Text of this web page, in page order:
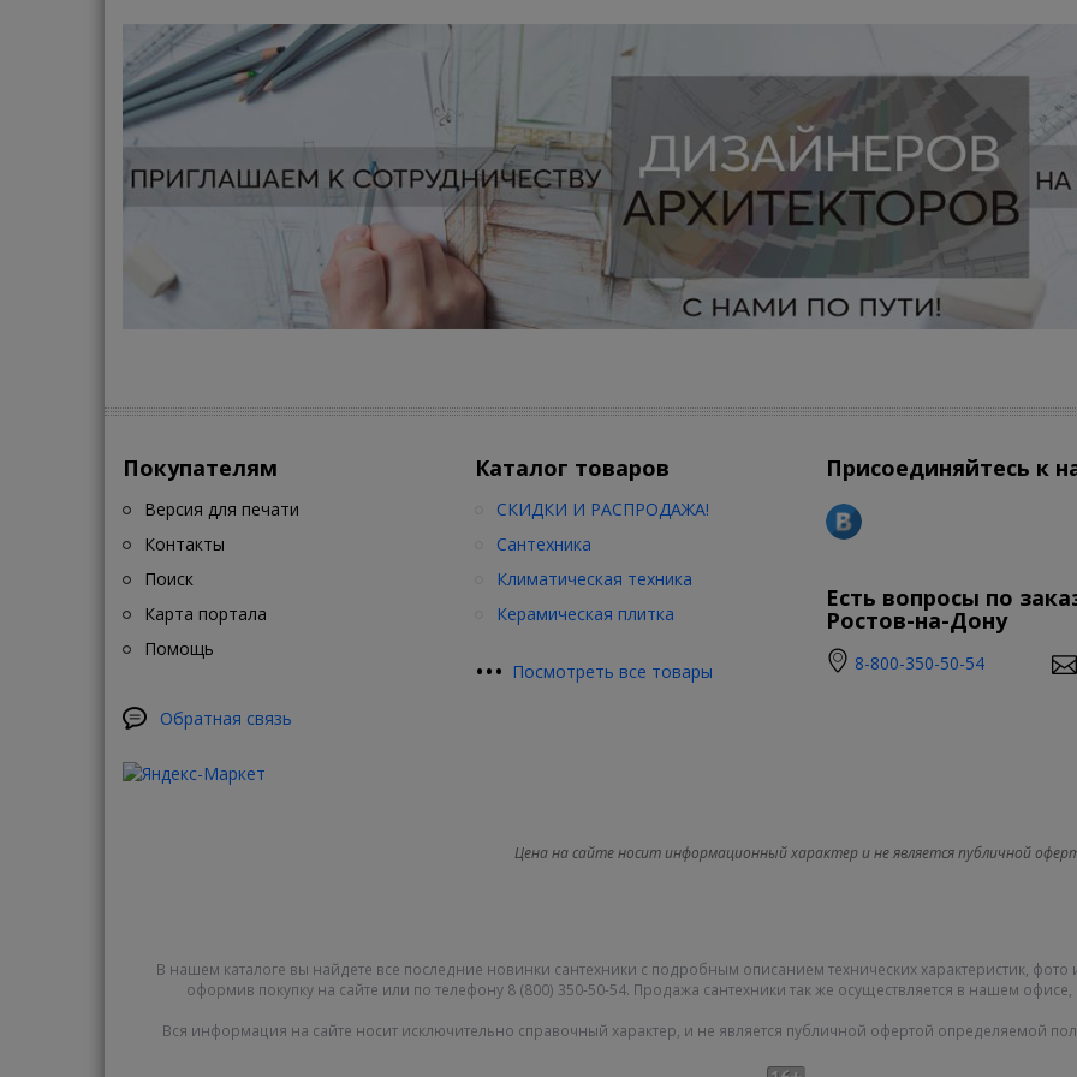
Покупателям
Версия для печати
Контакты
Поиск
Карта портала
Помощь
Обратная связь
Каталог товаров
СКИДКИ И РАСПРОДАЖА!
Сантехника
Климатическая техника
Керамическая плитка
••• Посмотреть все товары
Присоединяйтесь к
Есть вопросы по
Ростов-на-Дону
8-800-350-50-54
Цена на сайте носит информационный характер и не является публичной
В нашем каталоге вы найдете все последние новинки сантехники с подробным описанием технических характеристик,
оформив покупку на сайте или по телефону 8 (800) 350-50-54. Продажа сантехники так же осуществляется в нашем
Вся информация на сайте носит исключительно справочный характер, и не является публичной офертой определяемой